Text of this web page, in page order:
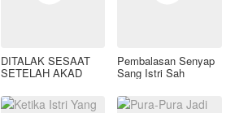
DITALAK SESAAT
SETELAH AKAD
Pembalasan Senyap
Sang Istri Sah